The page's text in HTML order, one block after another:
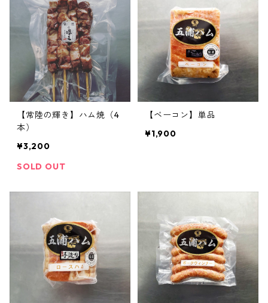
【常陸の輝き】ハム焼（4
本）
¥3,200
SOLD OUT
【ベーコン】単品
¥1,900